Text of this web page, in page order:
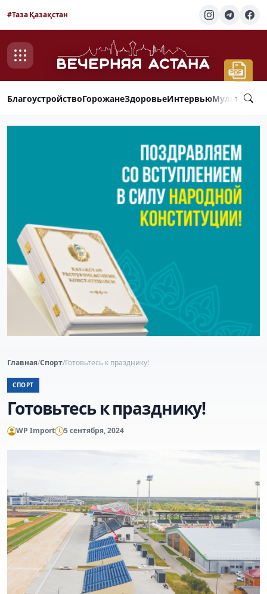
#Таза Қазақстан
БлагоустройствоГорожанеЗдоровьеИнтервью
Главная/Спорт/Готовьтесь к празднику!
СПОРТ
Готовьтесь к празднику!
WP Import 5 сентября, 2024